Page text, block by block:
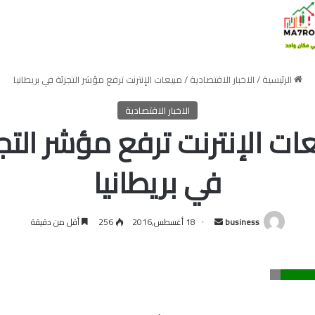
الرئيسية/الاخبار الاقتصادية/مبيعات الإنترنت ترفع مؤشر التجزئة في بريطانيا
الاخبار الاقتصادية
الإنترنت ترفع مؤشر
في بريطانيا
business
أرسل 18 أغسطس,2016 256 أقل من دقيقة